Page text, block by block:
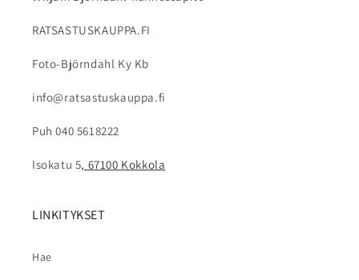
RATSASTUSKAUPPA.FI
Foto-Björndahl Ky Kb
info@ratsastuskauppa.fi
Puh 040 5618222
Isokatu 5, 67100 Kokkola
LINKITYKSET
Hae